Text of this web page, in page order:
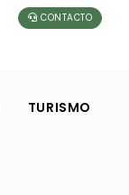
CONTACTO
TURISMO